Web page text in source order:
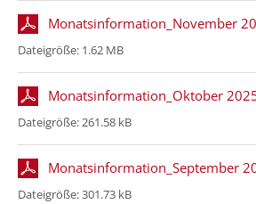
Monatsinformation_November
Dateigröße: 1.62 MB
Monatsinformation_Oktober
Dateigröße:261.58 kB
Monatsinformation_September
Dateigröße:301.73 kB